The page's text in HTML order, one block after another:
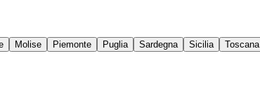
Molise Piemonte Puglia Sardegna Sicilia Toscana